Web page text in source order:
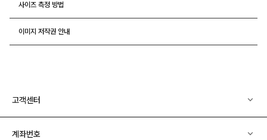
사이즈 측정 방법
이미지 저작권 안내
고객센터
계좌번호